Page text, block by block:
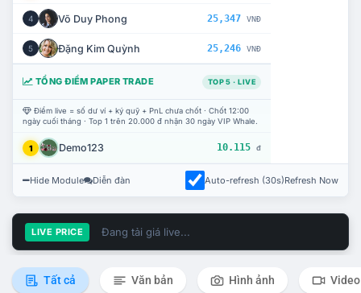
4 Võ Duy Phong 25,347 VNĐ
5 Đặng Kim Quỳnh 25,246 VNĐ
TỔNG ĐIỂM PAPER TRADE TOP 5 · LIVE
Điểm live = số dư ví + ký quỹ + PnL chưa chốt · Chốt 12:00
ngày cuối tháng · Top 1 trên 20.000 đ nhận 30 ngày VIP Whale.
1 Demo123 10.115 đ
Hide Module Diễn đàn Auto-refresh (30s)Refresh Now
LIVE PRICE Đang tải giá live...
Tất cả Văn bản Hình ảnh Video